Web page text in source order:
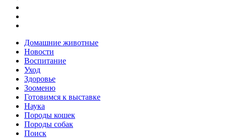
Домашние животные
Новости
Воспитание
Уход
Здоровье
Зооменю
Готовимся к выставке
Наука
Породы кошек
Породы собак
Поиск